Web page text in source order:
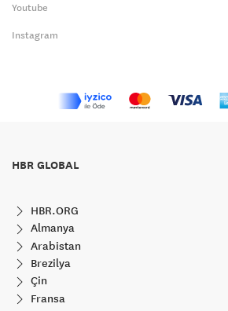
Youtube
Instagram
HBR GLOBAL
HBR.ORG
Almanya
Arabistan
Brezilya
Çin
Fransa